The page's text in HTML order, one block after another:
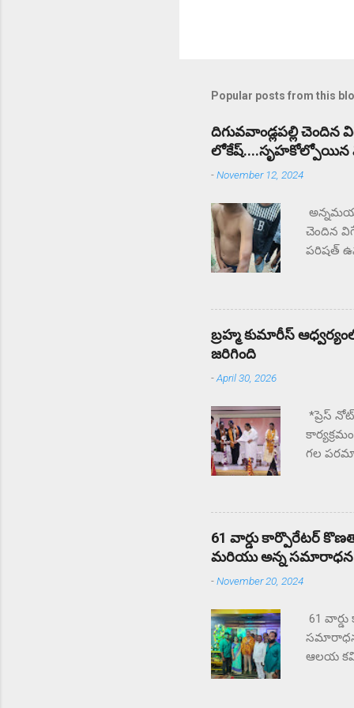
Popular posts from this
దిగువవాండ్లపల్లి
లోకేష్....సృహకోల్పోయిన
-November 12, 2024
చెందిన
పరిషత్
బ్రహ్మ కుమారీస్
జరిగింది
-April 30, 2026
*ప్రెస్
గల
కుమారిస్
జవాన్లు
61 వార్డు కార్పొరేటర్
మరియు అన్న సమారాధన
-November 20, 2024
61
సమారాధన
ఆలయ